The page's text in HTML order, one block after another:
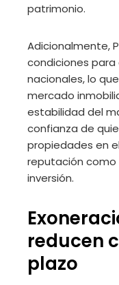
patrimonio.
Adicionalmente,
condiciones
nacionales, lo
mercado
estabilidad del
confianza de
propiedades en
reputación como
inversión.
reducen
plazo